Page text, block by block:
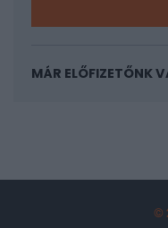
MÁR ELŐFIZETŐNK
©